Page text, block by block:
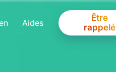
Aides
Être
rappelé